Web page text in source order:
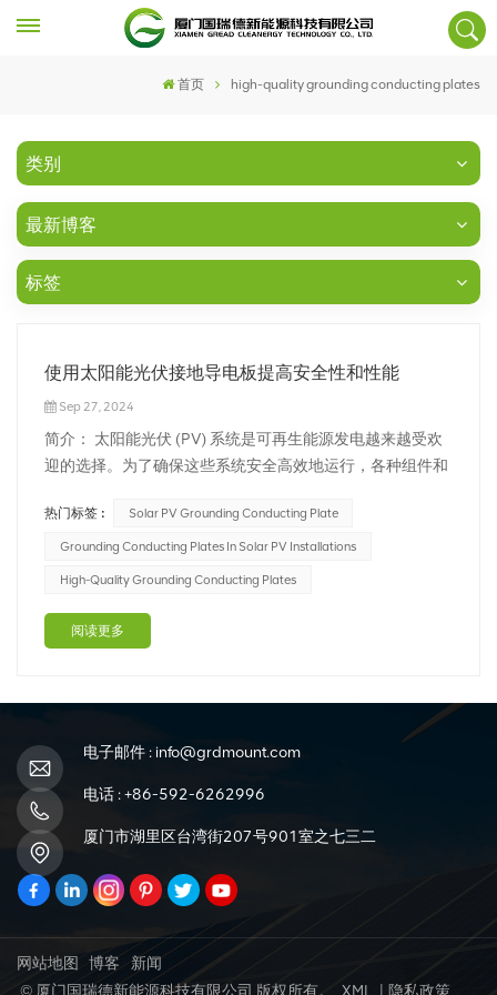
首页 high-quality grounding conducting plates
类别
最新博客
标签
使用太阳能光伏接地导电板提高安全性和性能
Sep 27, 2024
简介： 太阳能光伏 (PV) 系统是可再生能源发电越来越受欢
迎的选择。为了确保这些系统安全高效地运行，各种组件和
这样一个组件。在这篇博文中，我们将探讨接地导电板在太
阳能光伏装置中的重要性，以及它们在安全性、性能和系统
寿命方面带来的好处。 1....
热门标签 : Solar PV Grounding Conducting Plate
Grounding Conducting Plates In Solar PV Installations
High-Quality Grounding Conducting Plates
阅读更多
电子邮件 : info@grdmount.com
电话 :+86-592-6262996
厦门市湖里区台湾街207号901室之七三二
网站地图 博客
新闻